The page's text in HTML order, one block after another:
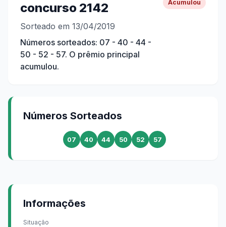
concurso 2142
Sorteado em 13/04/2019
Números sorteados: 07 - 40 - 44 -
50 - 52 - 57. O prêmio principal
acumulou.
Acumulou
Números Sorteados
07 40 44 50 52 57
Informações
Situação